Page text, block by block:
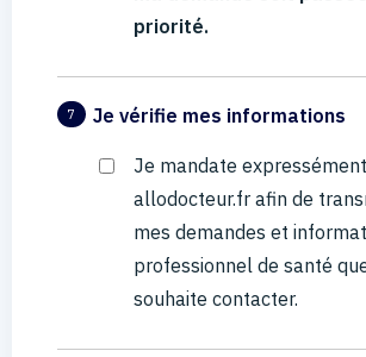
priorité.
7 Je vérifie mes informations
Je mandate
allodocteur.fr afin de
mes demandes et
professionnel de santé
souhaite contacter.